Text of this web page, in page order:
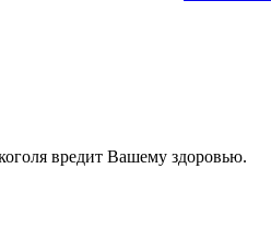
вредит Вашему здоровью.